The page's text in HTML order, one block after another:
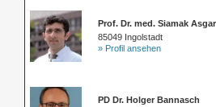
Prof. Dr. med. Siamak
85049 Ingolstadt
» Profil ansehen
PD Dr. Holger Bannasch